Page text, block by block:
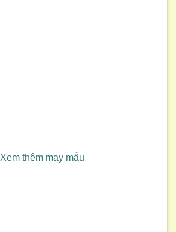
Xem thêm may mẫu